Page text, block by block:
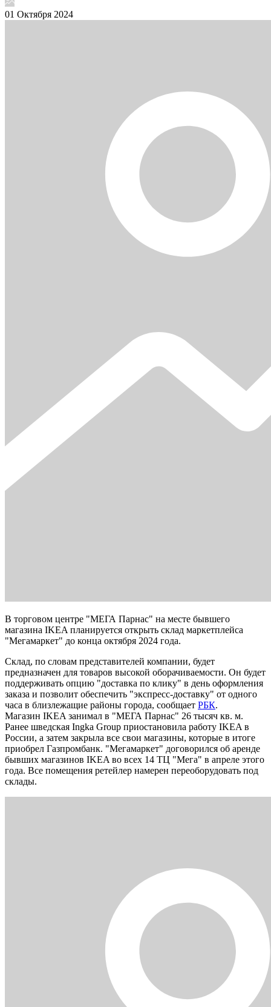
01 Октября 2024
В торговом центре "МЕГА Парнас" на месте бывшего
магазина IKEA планируется открыть склад маркетплейса
"Мегамаркет" до конца октября 2024 года.
Склад, по словам представителей компании, будет
предназначен для товаров высокой оборачиваемости. Он будет
поддерживать опцию "доставка по клику" в день оформления
заказа и позволит обеспечить "экспресс-доставку" от одного
часа в близлежащие районы города, сообщает РБК.
Магазин IKEA занимал в "МЕГА Парнас" 26 тысяч кв. м.
Ранее шведская Ingka Group приостановила работу IKEA в
России, а затем закрыла все свои магазины, которые в итоге
приобрел Газпромбанк. "Мегамаркет" договорился об аренде
бывших магазинов IKEA во всех 14 ТЦ "Мега" в апреле этого
года. Все помещения ретейлер намерен переоборудовать под
склады.